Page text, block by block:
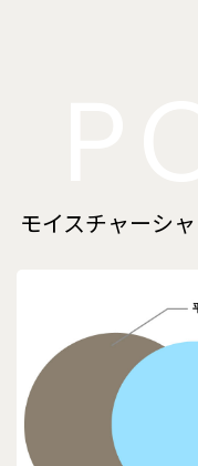
モイスチャーシ